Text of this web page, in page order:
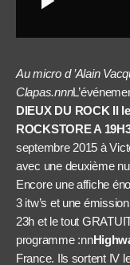
Au micro d ’Alain
Clapas.nnn
DIEUX DU ROCK II
ROCKSTORE A
septembre 2015 à
avec une deuxième
Encore une affiche
3 itw’s et une
23h et le tout
programme :nn
France. Ils sortent IV